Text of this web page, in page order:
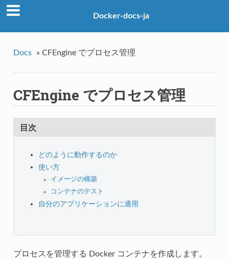
Docker-docs-ja
Docs » CFEngine でプロセス管理
CFEngine でプロセス管理
目次
どのように動作するのか
使い方
イメージの構築
コンテナのテスト
自分のアプリケーションに適用
プロセスを管理する Docker コンテナを作成します。